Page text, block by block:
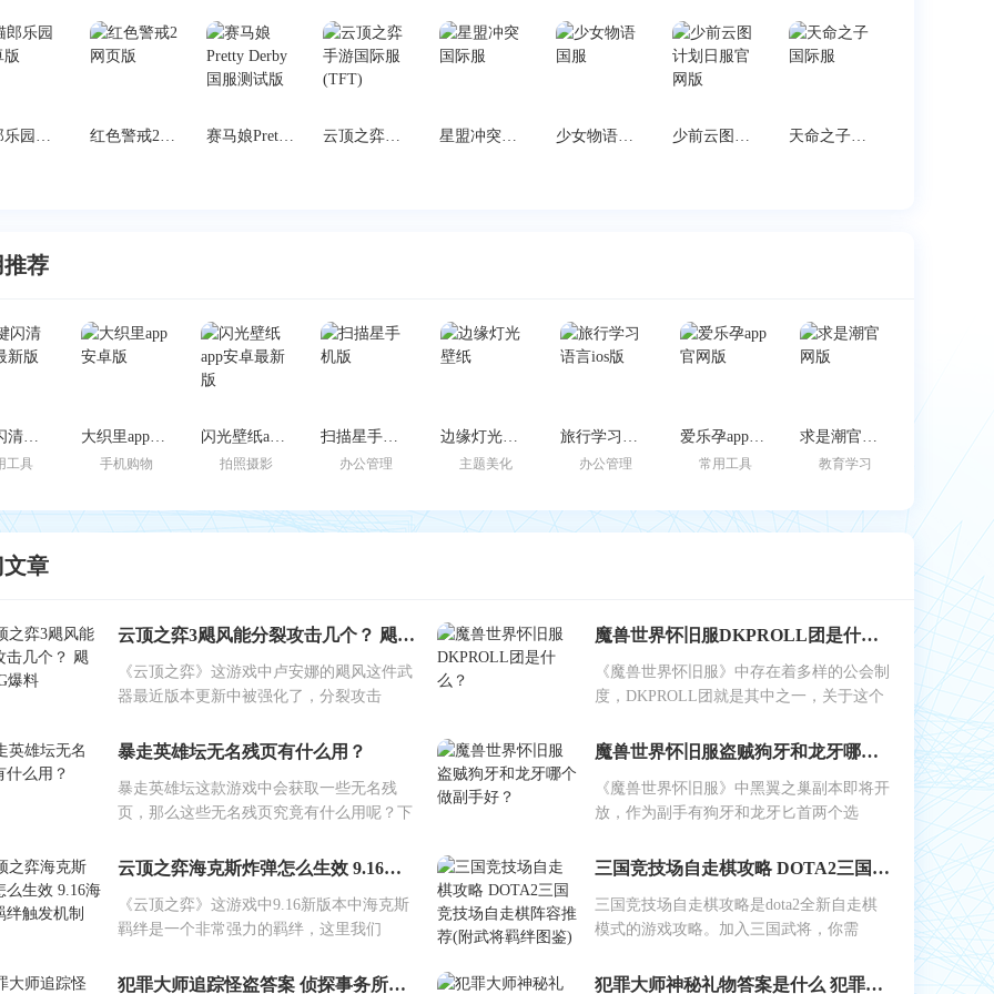
猫郎乐园安卓版 红色警戒2网页版 赛马娘Pretty Derby国服测试版 云顶之弈手游国际服(TFT) 星盟冲突国际服 少女物语国服 少前云图计划日服官网版 天命之子国际服
荐
一键闪清官方最新版
工具
大织里app安卓版
手机购物
闪光壁纸app安卓最新版
拍照摄影
扫描星手机版
办公管理
边缘灯光壁纸
主题美化
旅行学习语言ios版
办公管理
爱乐孕app官网版
常用工具
求是潮官网版
教育学习
章
云顶之弈3飓风能分裂攻击几个？ 飓风BUG爆料
《云顶之弈》这游戏中卢安娜的飓风这件武
器最近版本更新中被强化了，分裂攻击
魔兽世界怀旧服DKPROLL团是什么？
《魔兽世界怀旧服》中存在着多样的公会制
度，DKPROLL团就是其中之一，关于这个
暴走英雄坛无名残页有什么用？
暴走英雄坛这款游戏中会获取一些无名残
页，那么这些无名残页究竟有什么用呢？下
魔兽世界怀旧服盗贼狗牙和龙牙哪个做副手好？
《魔兽世界怀旧服》中黑翼之巢副本即将开
放，作为副手有狗牙和龙牙匕首两个选
云顶之弈海克斯炸弹怎么生效 9.16海克斯羁绊触发机制
《云顶之弈》这游戏中9.16新版本中海克斯
羁绊是一个非常强力的羁绊，这里我们
三国竞技场自走棋攻略 DOTA2三国竞技场自走棋阵容推荐(附武将羁绊图鉴)
三国竞技场自走棋攻略是dota2全新自走棋
模式的游戏攻略。加入三国武将，你需
犯罪大师追踪怪盗答案 侦探事务所周四4星委托任务答案 犯罪大师神秘礼物答案是什么 犯罪大师1月8日侦探事务所5星任务答案